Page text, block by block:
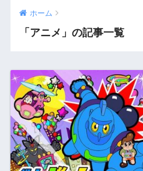
ホーム
「アニメ」の記事一覧